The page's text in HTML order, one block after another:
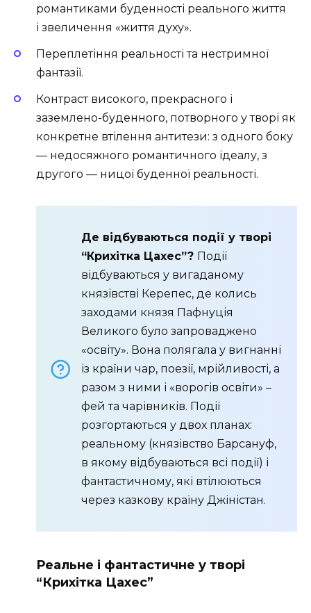
романтиками буденності реального життя
і звеличення «життя духу».
Переплетіння реальності та нестримної
фантазії.
Контраст високого, прекрасного і
заземлено-буденного, потворного у творі як
конкретне втілення антитези: з одного боку
— недосяжного романтичного ідеалу, з
другого — ницої буденної реальності.
Де відбуваються події у творі
“Крихітка Цахес”? Події
відбуваються у вигаданому
князівстві Керепес, де колись
заходами князя Пафнуція
Великого було запроваджено
«освіту». Вона полягала у вигнанні
із країни чар, поезії, мрійливості, а
разом з ними і «ворогів освіти» –
фей та чарівників. Події
розгортаються у двох планах:
реальному (князівство Барсануф,
в якому відбуваються всі події) і
фантастичному, які втілюються
через казкову країну Джіністан.
Реальне і фантастичне у творі
“Крихітка Цахес”